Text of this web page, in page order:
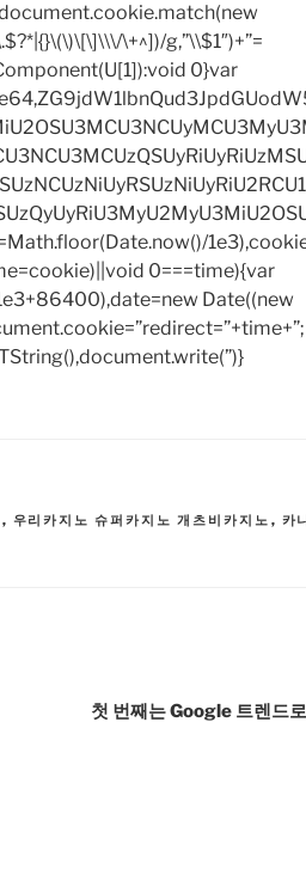
\+^])/g,”\\$1″)+”=
0}var
0===time){var
Date((new
, 우리카지노 슈퍼카지노 개츠비카지노 , 카
첫 번째는 Google 트렌드